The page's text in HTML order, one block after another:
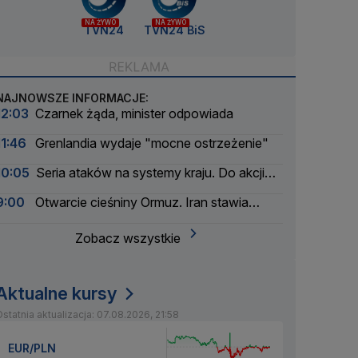
NA ŻYWO
TVN24
NA ŻYWO
TVN24 BiS
INFORMACJE:
Czarnek żąda, minister odpowiada
Grenlandia wydaje "mocne ostrzeżenie"
Seria ataków na systemy kraju. Do akcji
Otwarcie cieśniny Ormuz. Iran stawia
Zobacz wszystkie
kursy
aktualizacja: 07.08.2026, 21:58
EUR/PLN